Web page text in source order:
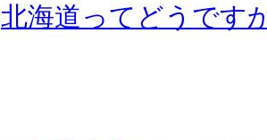
北海道ってどうです